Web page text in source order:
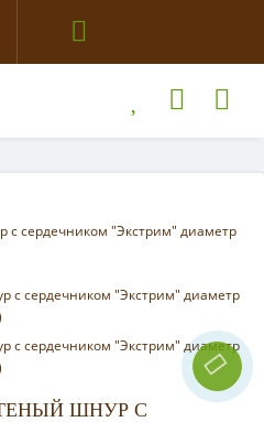
ШНУР С